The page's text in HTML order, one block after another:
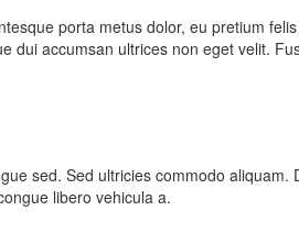
porta metus dolor, eu pretium
dui accumsan ultrices non eget velit.
sed. Sed ultricies commodo
libero vehicula a.